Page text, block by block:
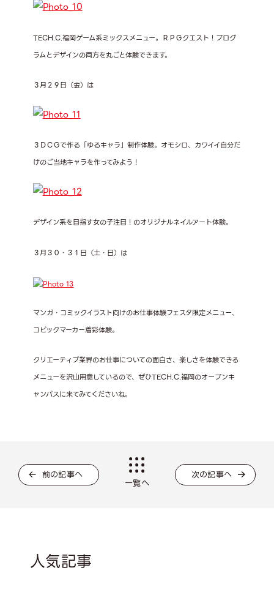
TECH.C.福岡ゲーム系ミックスメニュー。ＲＰＧクエスト！プログ
ラムとデザインの両方を丸ごと体験できます。
３月２９日（金）は
３ＤＣＧで作る「ゆるキャラ」制作体験。オモシロ、カワイイ自分だ
けのご当地キャラを作ってみよう！
デザイン系を目指す女の子注目！のオリジナルネイルアート体験。
３月３０・３１日（土・日）は
マンガ・コミックイラスト向けのお仕事体験フェスタ限定メニュー、
コピックマーカー着彩体験。
クリエーティブ業界のお仕事についての面白さ、楽しさを体験できる
メニューを沢山用意しているので、ぜひTECH.C.福岡のオープンキ
ャンパスに来てみてくださいね。
前の記事へ
一覧へ
次の記事へ
人気記事